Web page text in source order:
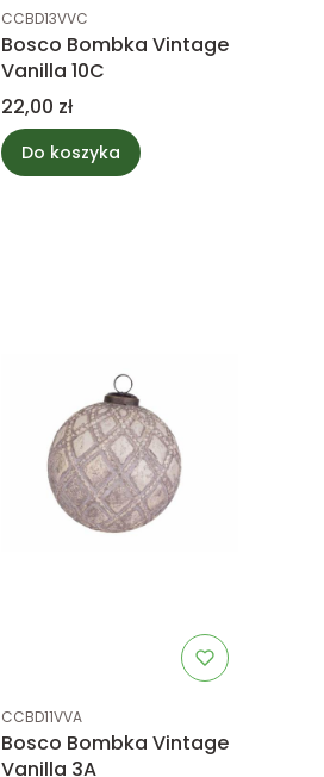
Kod produktu
CCBD13VVC
Bosco Bombka Vintage
Vanilla 10C
Cena
22,00 zł
Do koszyka
Kod produktu
CCBD11VVA
Bosco Bombka Vintage
Vanilla 3A